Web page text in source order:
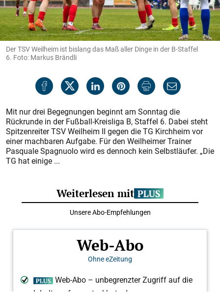
Der TSV Weilheim ist bislang das Maß aller Dinge in der B-Staffel
6. Foto: Markus Brändli
Mit nur drei Begegnungen beginnt am Sonntag die
Rückrunde in der Fußball-Kreisliga B, Staffel 6. Dabei steht
Spitzenreiter TSV Weilheim II gegen die TG Kirchheim vor
einer machbaren Aufgabe. Für den Weilheimer Trainer
Pasquale Spagnuolo wird es dennoch kein Selbstläufer. „Die
TG hat einige ...